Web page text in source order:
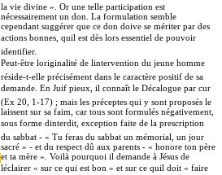
la vie divine ». Or une telle participation est
nécessairement un don. La formulation semble
cependant suggérer que ce don doive se mériter par des
actions bonnes, quil est dès lors essentiel de pouvoir
identifier.
Peut-être loriginalité de lintervention du jeune homme
réside-t-elle précisément dans le caractère positif de sa
demande. En Juif pieux, il connaît le Décalogue par cur
(Ex 20, 1-17) ; mais les préceptes qui y sont proposés le
laissent sur sa faim, car tous sont formulés négativement,
sous forme dinterdit, exception faite de la prescription
du sabbat - « Tu feras du sabbat un mémorial, un jour
sacré » - et du respect dû aux parents - « honore ton père
et ta mère ». Voilà pourquoi il demande à Jésus de
léclairer « sur ce qui est bon » et sur ce quil doit « faire